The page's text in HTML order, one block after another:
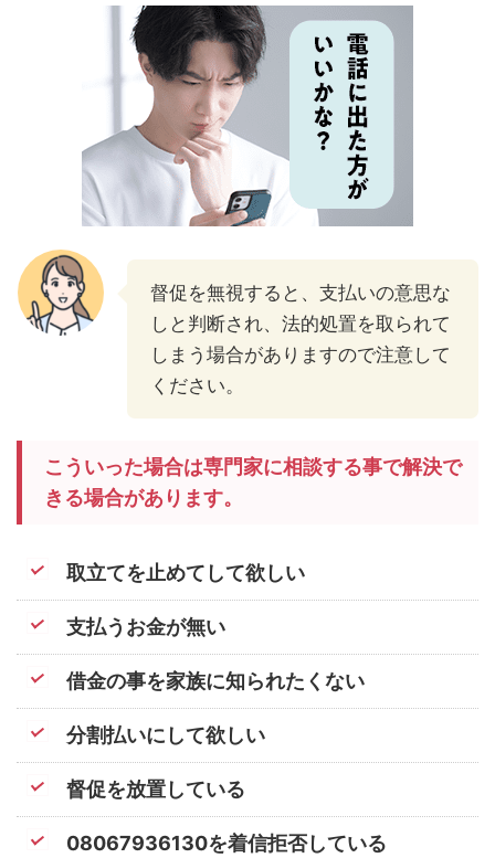
督促を無視すると、支払いの意思な
しと判断され、法的処置を取られて
しまう場合がありますので注意して
ください。
こういった場合は専門家に相談する事で解決で
きる場合があります。
取立てを止めてして欲しい
支払うお金が無い
借金の事を家族に知られたくない
分割払いにして欲しい
督促を放置している
08067936130を着信拒否している